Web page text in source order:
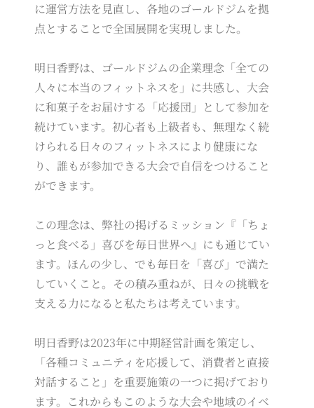
に運営方法を見直し、各地のゴールドジムを拠
点とすることで全国展開を実現しました。
明日香野は、ゴールドジムの企業理念「全ての
人々に本当のフィットネスを」に共感し、大会
に和菓子をお届けする「応援団」として参加を
続けています。初心者も上級者も、無理なく続
けられる日々のフィットネスにより健康にな
り、誰もが参加できる大会で自信をつけること
ができます。
この理念は、弊社の掲げるミッション『「ちょ
っと食べる」喜びを毎日世界へ』にも通じてい
ます。ほんの少し、でも毎日を「喜び」で満た
していくこと。その積み重ねが、日々の挑戦を
支える力になると私たちは考えています。
明日香野は2023年に中期経営計画を策定し、
「各種コミュニティを応援して、消費者と直接
対話すること」を重要施策の一つに掲げており
ます。これからもこのような大会や地域のイベ